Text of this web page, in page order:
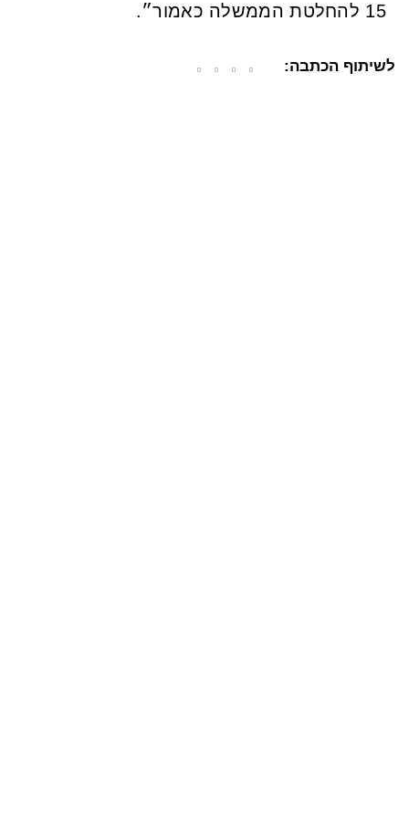
15 להחלטת הממשלה כאמור״.
לשיתוף הכתבה: